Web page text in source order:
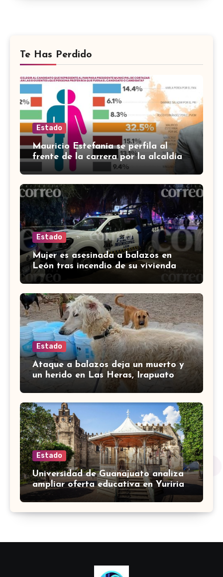
Te Has Perdido
Estado
Mauricio Estefanía se perfila al
frente de la carrera por la alcaldía
de Cortazar
Estado
Mujer es asesinada a balazos en
León tras incendio de su vivienda
con bombas molotov
Estado
Ataque a balazos deja un muerto y
un herido en Las Heras, Irapuato
Estado
Universidad de Guanajuato analiza
ampliar oferta educativa en Yuriria
para cubrir demandas de la zona sur